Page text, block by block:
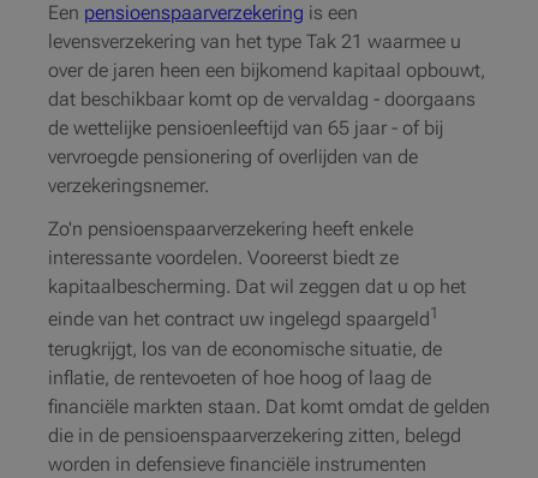
Een pensioenspaarverzekering is een
levensverzekering van het type Tak 21 waarmee u
over de jaren heen een bijkomend kapitaal opbouwt,
dat beschikbaar komt op de vervaldag - doorgaans
de wettelijke pensioenleeftijd van 65 jaar - of bij
vervroegde pensionering of overlijden van de
verzekeringsnemer.
Zo'n pensioenspaarverzekering heeft enkele
interessante voordelen. Vooreerst biedt ze
kapitaalbescherming. Dat wil zeggen dat u op het
einde van het contract uw ingelegd spaargeld 1
terugkrijgt, los van de economische situatie, de
inflatie, de rentevoeten of hoe hoog of laag de
financiële markten staan. Dat komt omdat de gelden
die in de pensioenspaarverzekering zitten, belegd
worden in defensieve financiële instrumenten